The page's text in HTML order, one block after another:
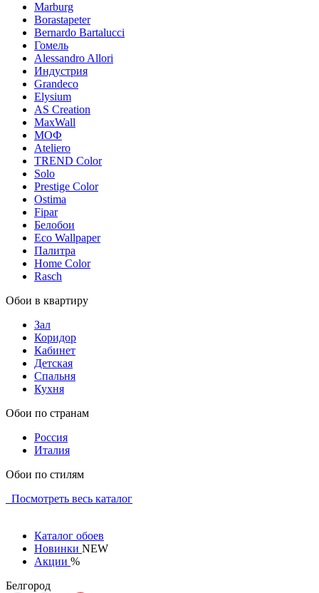
Marburg
Borastapeter
Bernardo Bartalucci
Гомель
Alessandro Allori
Индустрия
Grandeco
Elysium
AS Creation
MaxWall
МОФ
Ateliero
TREND Color
Solo
Prestige Color
Ostima
Fipar
Белобои
Eco Wallpaper
Палитра
Home Color
Rasch
Обои в квартиру
Зал
Коридор
Кабинет
Детская
Спальня
Кухня
Обои по странам
Россия
Италия
Обои по стилям
Посмотреть весь каталог
Каталог обоев
Новинки NEW
Акции %
Белгород